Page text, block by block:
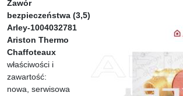
Zawór
bezpieczeństwa (3,5)
Arley-1004032781
Ariston Thermo
Chaffoteaux
właściwości i
zawartość:
nowa, serwisowa